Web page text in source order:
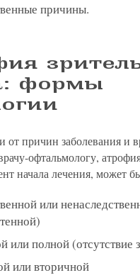
причины.
формы
от причин заболевания и
офтальмологу,
начала лечения, может
или
или полной (отсутствие
или вторичной